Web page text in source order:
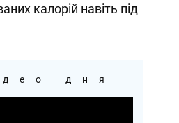
калорій навіть під
дня